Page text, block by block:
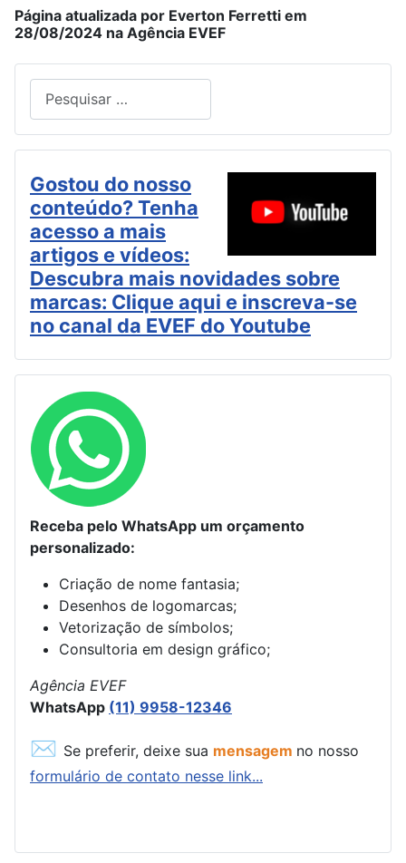
Página atualizada por Everton Ferretti em
28/08/2024 na Agência EVEF
Type 2 or more characters for results.
Gostou do nosso
conteúdo? Tenha
acesso a mais
artigos e vídeos:
Descubra mais novidades sobre
marcas: Clique aqui e inscreva-se
no canal da EVEF do Youtube
Receba pelo WhatsApp um orçamento
personalizado:
Criação de nome fantasia;
Desenhos de logomarcas;
Vetorização de símbolos;
Consultoria em design gráfico;
Agência EVEF
WhatsApp (11) 9958-12346
✉ Se preferir, deixe sua mensagem no nosso
formulário de contato nesse link...